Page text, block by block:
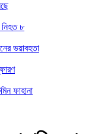
নিহত ৮
ভয়াবহতা
ফাহানা